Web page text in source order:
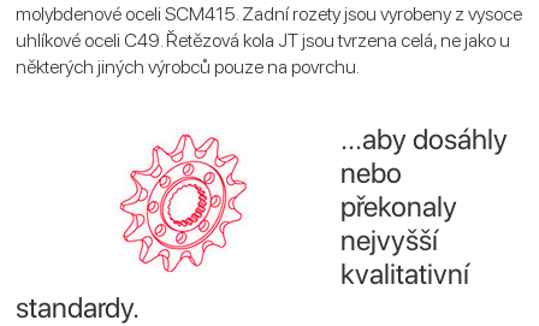
molybdenové oceli SCM415. Zadní rozety jsou vyrobeny z vysoce
uhlíkové oceli C49. Řetězová kola JT jsou tvrzena celá, ne jako u
některých jiných výrobců pouze na povrchu.
...aby dosáhly
nebo
překonaly
nejvyšší
kvalitativní
standardy.